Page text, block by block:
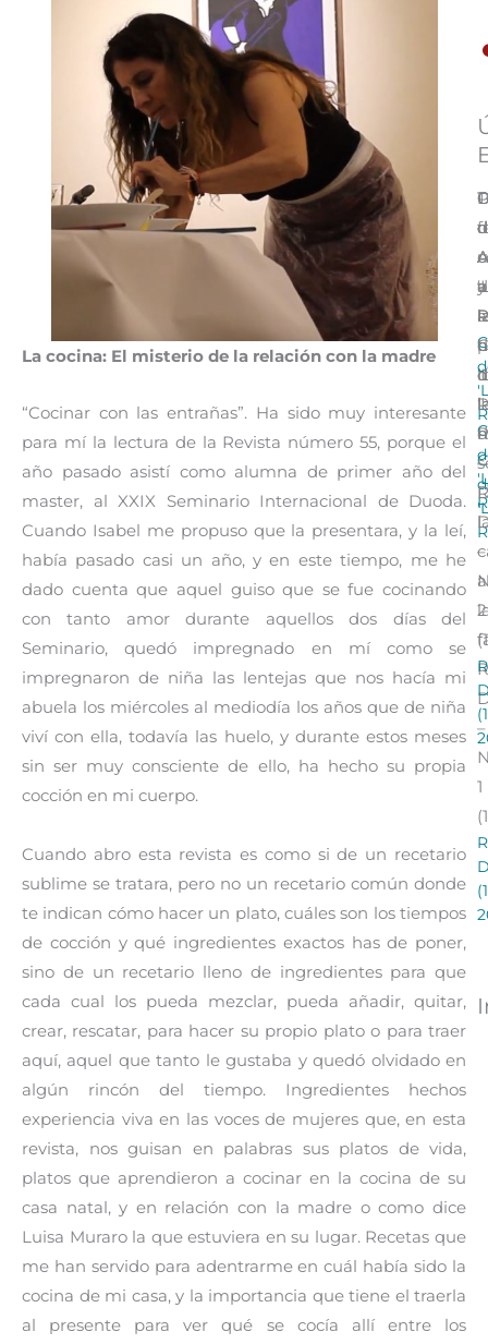
La cocina: El misterio de la relación con la madre
“Cocinar con las entrañas”. Ha sido muy interesante
para mí la lectura de la Revista número 55, porque el
año pasado asistí como alumna de primer año del
master, al XXIX Seminario Internacional de Duoda.
Cuando Isabel me propuso que la presentara, y la leí,
había pasado casi un año, y en este tiempo, me he
dado cuenta que aquel guiso que se fue cocinando
con tanto amor durante aquellos dos días del
Seminario, quedó impregnado en mí como se
impregnaron de niña las lentejas que nos hacía mi
abuela los miércoles al mediodía los años que de niña
viví con ella, todavía las huelo, y durante estos meses
sin ser muy consciente de ello, ha hecho su propia
cocción en mi cuerpo.
Cuando abro esta revista es como si de un recetario
sublime se tratara, pero no un recetario común donde
te indican cómo hacer un plato, cuáles son los tiempos
de cocción y qué ingredientes exactos has de poner,
sino de un recetario lleno de ingredientes para que
cada cual los pueda mezclar, pueda añadir, quitar,
crear, rescatar, para hacer su propio plato o para traer
aquí, aquel que tanto le gustaba y quedó olvidado en
algún rincón del tiempo. Ingredientes hechos
experiencia viva en las voces de mujeres que, en esta
revista, nos guisan en palabras sus platos de vida,
platos que aprendieron a cocinar en la cocina de su
casa natal, y en relación con la madre o como dice
Luisa Muraro la que estuviera en su lugar. Recetas que
me han servido para adentrarme en cuál había sido la
cocina de mi casa, y la importancia que tiene el traerla
al presente para ver qué se cocía allí entre los
a
y
–
a
–
1
–
2